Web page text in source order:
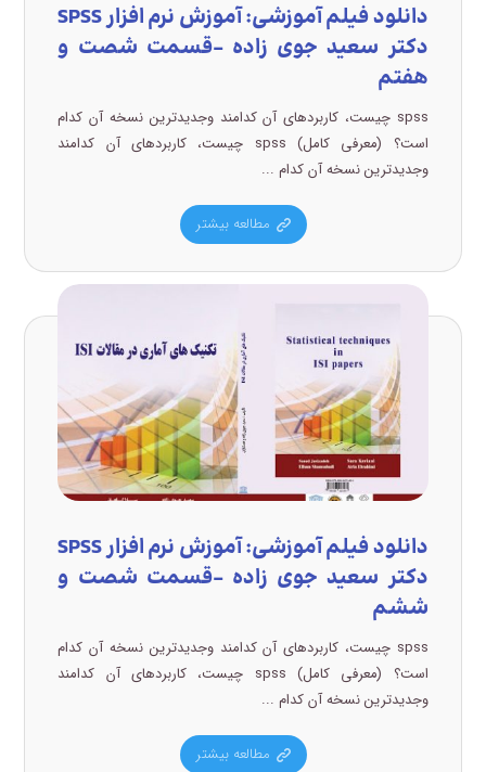
دانلود فیلم آموزشی: آموزش نرم افزار SPSS
دکتر سعید جوی زاده –قسمت شصت و
هفتم
spss چیست، کاربردهای آن کدامند وجدیدترین نسخه آن کدام
است؟ (معرفی کامل) spss چیست، کاربردهای آن کدامند
وجدیدترین نسخه آن کدام ...
مطالعه بیشتر
دانلود فیلم آموزشی: آموزش نرم افزار SPSS
دکتر سعید جوی زاده –قسمت شصت و
ششم
spss چیست، کاربردهای آن کدامند وجدیدترین نسخه آن کدام
است؟ (معرفی کامل) spss چیست، کاربردهای آن کدامند
وجدیدترین نسخه آن کدام ...
مطالعه بیشتر